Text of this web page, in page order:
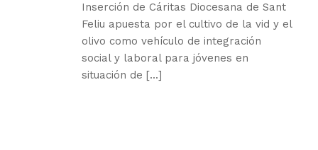
Inserción de Cáritas Diocesana de Sant
Feliu apuesta por el cultivo de la vid y el
olivo como vehículo de integración
social y laboral para jóvenes en
situación de [...]